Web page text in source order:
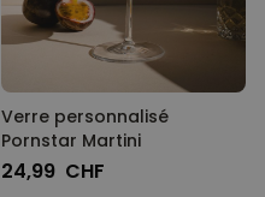
Verre personnalisé
Pornstar Martini
24,99 CHF